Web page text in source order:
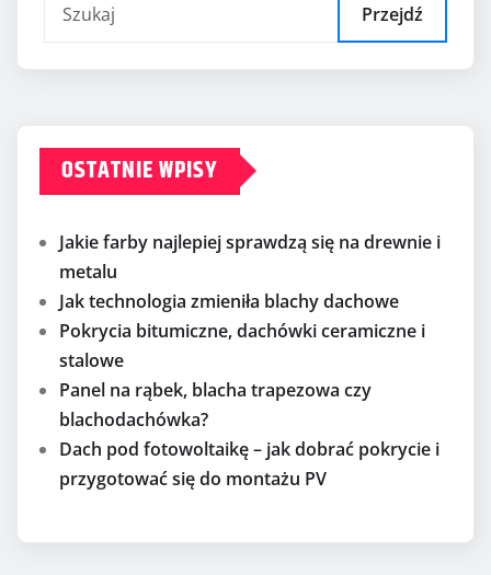
Przejdź
OSTATNIE WPISY
Jakie farby najlepiej sprawdzą się na drewnie i
metalu
Jak technologia zmieniła blachy dachowe
Pokrycia bitumiczne, dachówki ceramiczne i
stalowe
Panel na rąbek, blacha trapezowa czy
blachodachówka?
Dach pod fotowoltaikę – jak dobrać pokrycie i
przygotować się do montażu PV